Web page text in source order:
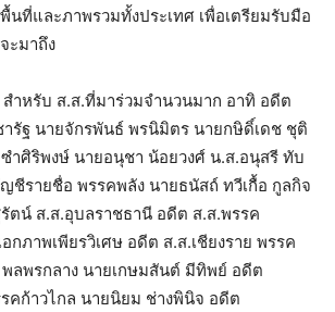
นที่และภาพรวมทั้งประเทศ เพื่อเตรียมรับมือ
ะมาถึง
สำหรับ ส.ส.ที่มาร่วมจำนวนมาก อาทิ อดีต
รัฐ นายจักรพันธ์ พรนิมิตร นายกษิดิ์เดช ชุติ
ำศิริพงษ์ นายอนุชา น้อยวงศ์ น.ส.อนุสรี ทับ
ชีรายชื่อ พรรคพลัง นายธนัสถ์ ทวีเกื้อ กูลกิจ
ตน์ ส.ส.อุบลราชธานี อดีต ส.ส.พรรค
กภาพเพียรวิเศษ อดีต ส.ส.เชียงราย พรรค
ลพรกลาง นายเกษมสันต์ มีทิพย์​ อดีต​
คก้าวไกล นายนิยม ช่างพินิจ อดีต